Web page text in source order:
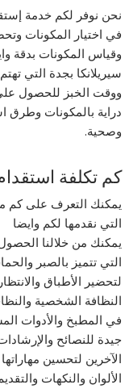
نحن نوفر لكم خدمة
في اختيار المكونات
وقياس المكونات بدقة
سيريلانكا بجدة التي
ووقت الخبز للحصول على
دراية بالمكونات
وصحية.
كم تكلفة
يمكنك التعرف على كم
التي نقدمها لكم وايضا
يمكنك من خلالنا
التي تتميز بالصبر
لتحضير الأطباق
النظافة الشخصية
في المطبخ والأدوات
جيدة للنصائح
الآخرين لتحسين
الألوان والنكهات